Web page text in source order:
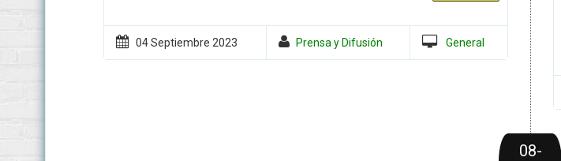
04 Septiembre 2023 Prensa y Difusión General
08-